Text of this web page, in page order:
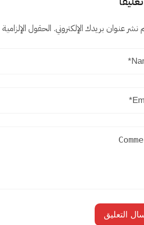
نشر عنوان بريدك الإلكتروني. الحقول